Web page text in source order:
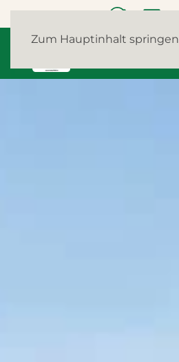
Zum Hauptinhalt springen